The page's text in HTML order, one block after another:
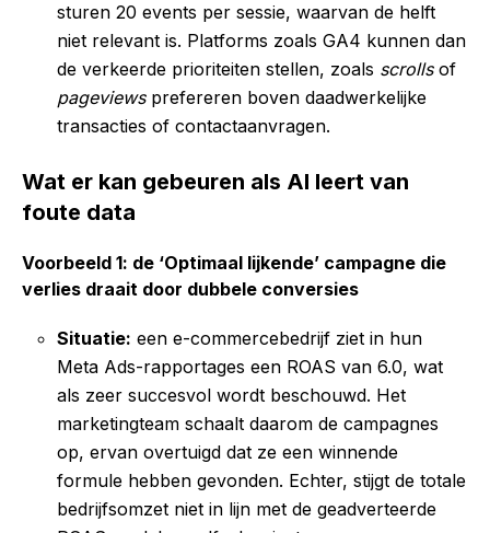
sturen 20 events per sessie, waarvan de helft
niet relevant is. Platforms zoals GA4 kunnen dan
de verkeerde prioriteiten stellen, zoals scrollsof
pageviewsprefereren boven daadwerkelijke
transacties of contactaanvragen.
Wat er kan gebeuren als AI leert van
foute data
Voorbeeld 1: de ‘Optimaal lijkende’ campagne die
verlies draait door dubbele conversies
Situatie: een e-commercebedrijf ziet in hun
Meta Ads-rapportages een ROAS van 6.0, wat
als zeer succesvol wordt beschouwd. Het
marketingteam schaalt daarom de campagnes
op, ervan overtuigd dat ze een winnende
formule hebben gevonden. Echter, stijgt de totale
bedrijfsomzet niet in lijn met de geadverteerde